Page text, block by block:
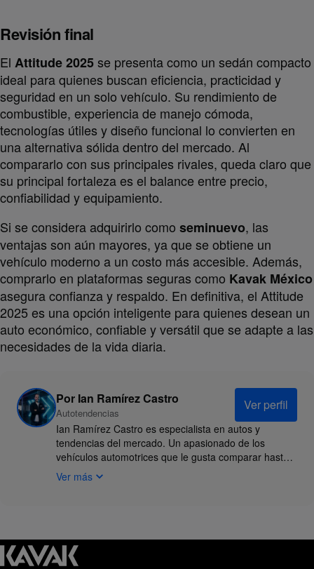
Revisión final
El Attitude 2025se presenta como un sedán compacto
ideal para quienes buscan eficiencia, practicidad y
seguridad en un solo vehículo. Su rendimiento de
combustible, experiencia de manejo cómoda,
tecnologías útiles y diseño funcional lo convierten en
una alternativa sólida dentro del mercado. Al
compararlo con sus principales rivales, queda claro que
su principal fortaleza es el balance entre precio,
confiabilidad y equipamiento.
Si se considera adquirirlo como seminuevo, las
ventajas son aún mayores, ya que se obtiene un
vehículo moderno a un costo más accesible. Además,
comprarlo en plataformas seguras como Kavak México
asegura confianza y respaldo. En definitiva, el Attitude
2025 es una opción inteligente para quienes desean un
auto económico, confiable y versátil que se adapte a las
necesidades de la vida diaria.
Por Ian Ramírez Castro
Autotendencias
Ver perfil
Ian Ramírez Castro es especialista en autos y
tendencias del mercado. Un apasionado de los
vehículos automotrices que le gusta comparar hasta
el último detalle de cada modelo que sale al mercado,
analiza qué hace que un auto tenga sentido para
perspectiva orientada al comprador: práctica,
comparativa y enfocada en decidir mejor.
Ver más